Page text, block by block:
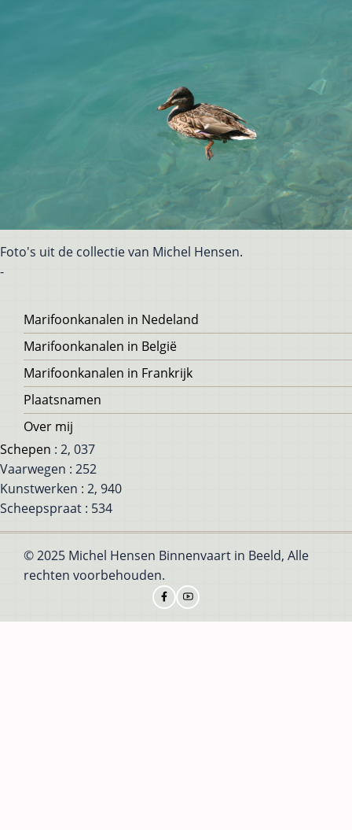
Foto's uit de collectie van Michel Hensen.
-
Voet
Marifoonkanalen in Nedeland
Marifoonkanalen in België
Marifoonkanalen in Frankrijk
Plaatsnamen
Over mij
Schepen : 2, 037
Vaarwegen : 252
Kunstwerken : 2, 940
Scheepspraat : 534
© 2025 Michel Hensen Binnenvaart in Beeld, Alle
rechten voorbehouden.